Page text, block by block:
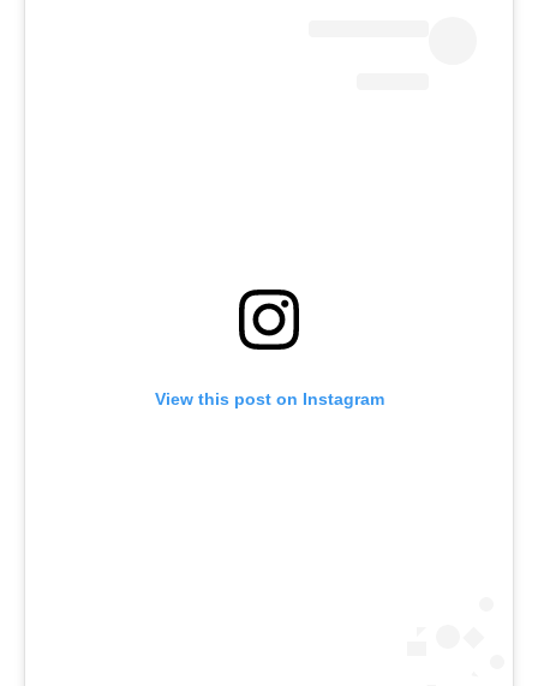
View this post on Instagram